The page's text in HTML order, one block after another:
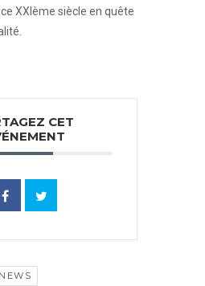
XXIème siècle en quête
CET
NEWS